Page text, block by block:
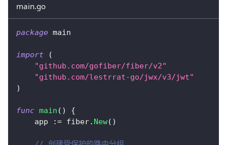
main.go
package main
import
(
"github.com/gofiber/fiber/v2"
"github.com/lestrrat-go/jwx/v3/jwt"
)
func main ( )
{
    app
:= fiber. New( )